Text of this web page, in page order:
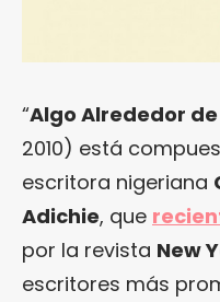
“Algo Alrededor
2010) está
escritora nigeriana
Adichie, que
por la revista New
escritores más